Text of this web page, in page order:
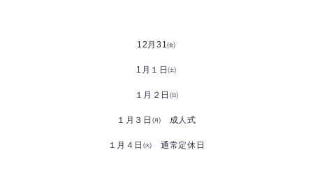
12月31㈮
1月１日㈯
１月２日㈰
１月３日㈪ 成人式
１月４日㈫ 通常定休日